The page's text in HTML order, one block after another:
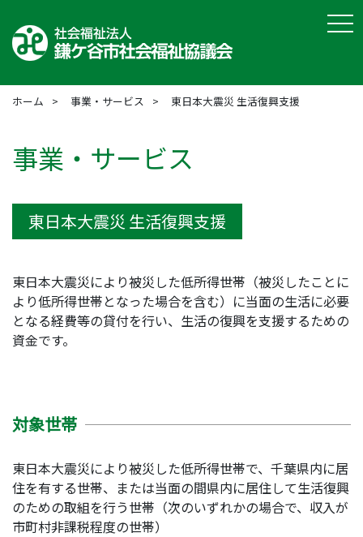
ホーム 事業・サービス 東日本大震災 生活復興支援
事業・サービス
東日本大震災 生活復興支援
東日本大震災により被災した低所得世帯（被災したことに
より低所得世帯となった場合を含む）に当面の生活に必要
となる経費等の貸付を行い、生活の復興を支援するための
資金です。
対象世帯
東日本大震災により被災した低所得世帯で、千葉県内に居
住を有する世帯、または当面の間県内に居住して生活復興
のための取組を行う世帯（次のいずれかの場合で、収入が
市町村非課税程度の世帯）